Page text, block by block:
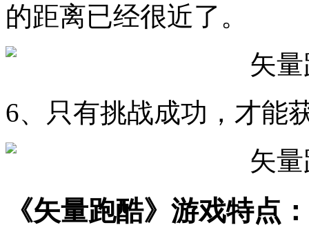
的距离已经很近了。
6、只有挑战成功，才能
《矢量跑酷》游戏特点：